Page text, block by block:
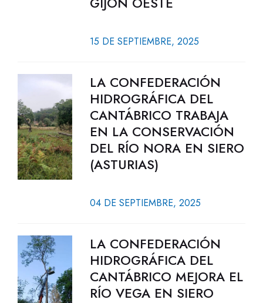
15 DE SEPTIEMBRE, 2025
LA CONFEDERACIÓN
HIDROGRÁFICA DEL
CANTÁBRICO TRABAJA
EN LA CONSERVACIÓN
DEL RÍO NORA EN SIERO
(ASTURIAS)
04 DE SEPTIEMBRE, 2025
LA CONFEDERACIÓN
HIDROGRÁFICA DEL
CANTÁBRICO MEJORA EL
RÍO VEGA EN SIERO